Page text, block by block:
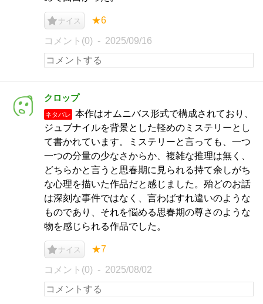
ナイス ★6
コメント(0) 2025/09/16
クロップ
ネタバレ
本作はオムニバス形式で構成されており、
ジュブナイルを背景とした軽めのミステリーとし
て書かれています。ミステリーと言っても、一つ
一つの分量の少なさからか、複雑な推理は無く、
どちらかと言うと思春期に見られる持て余しがち
な心理を描いた作品だと感じました。殆どのお話
は深刻な事件ではなく、言わばすれ違いのような
ものであり、それを悩める思春期の尊さのような
物を感じられる作品でした。
ナイス ★7
コメント(0) 2025/08/02